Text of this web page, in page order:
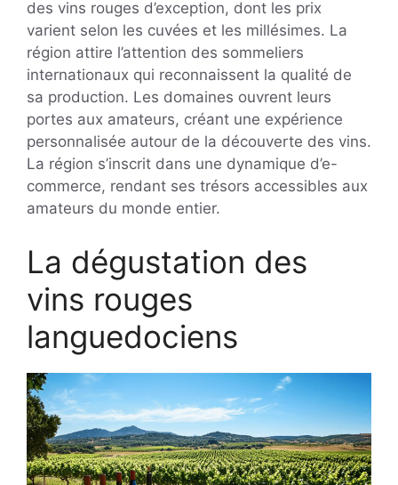
des vins rouges d’exception, dont les prix
varient selon les cuvées et les millésimes. La
région attire l’attention des sommeliers
internationaux qui reconnaissent la qualité de
sa production. Les domaines ouvrent leurs
portes aux amateurs, créant une expérience
personnalisée autour de la découverte des vins.
La région s’inscrit dans une dynamique d’e-
commerce, rendant ses trésors accessibles aux
amateurs du monde entier.
La dégustation des
vins rouges
languedociens